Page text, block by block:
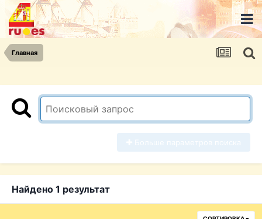
Главная
Найдено 1 результат